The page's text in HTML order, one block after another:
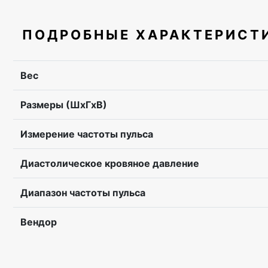
ПОДРОБНЫЕ
Вес
Размеры (ШхГхВ)
Измерение частоты пульса
Диастолическое кровяное давление
Диапазон частоты пульса
Вендор